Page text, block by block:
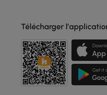
Télécharger